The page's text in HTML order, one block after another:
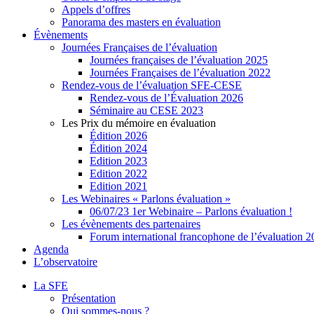
Appels d’offres
Panorama des masters en évaluation
Évènements
Journées Françaises de l’évaluation
Journées françaises de l’évaluation 2025
Journées Françaises de l’évaluation 2022
Rendez-vous de l’évaluation SFE-CESE
Rendez-vous de l’Évaluation 2026
Séminaire au CESE 2023
Les Prix du mémoire en évaluation
Édition 2026
Édition 2024
Edition 2023
Edition 2022
Edition 2021
Les Webinaires « Parlons évaluation »
06/07/23 1er Webinaire – Parlons évaluation !
Les évènements des partenaires
Forum international francophone de l’évaluation
Agenda
L’observatoire
La SFE
Présentation
Qui sommes-nous ?